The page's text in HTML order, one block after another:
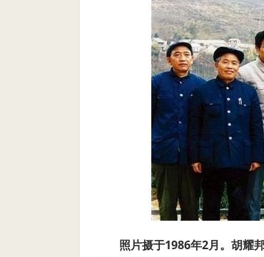
照片摄于1986年2月。胡耀